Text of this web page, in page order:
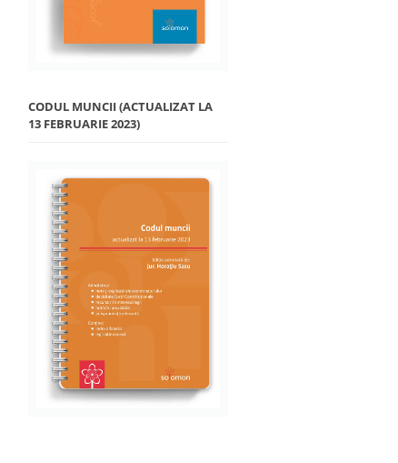
CODUL MUNCII (ACTUALIZAT LA
13 FEBRUARIE 2023)